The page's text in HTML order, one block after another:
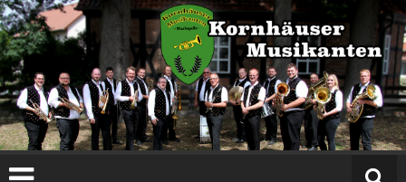
Zum
Inhalt
springen